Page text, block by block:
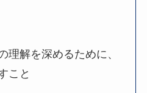
理解を深めるために、
こと